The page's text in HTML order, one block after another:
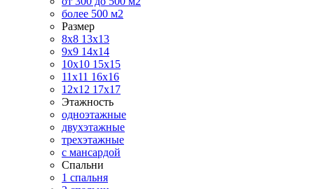
более 500 м2
Размер
8х8 13х13
9х9 14х14
10х10 15х15
11x11 16х16
12х12 17х17
Этажность
одноэтажные
двухэтажные
трехэтажные
с мансардой
Спальни
1 спальня